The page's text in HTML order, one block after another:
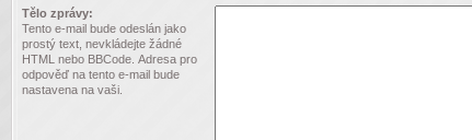
Tělo zprávy:
Tento e-mail bude odeslán jako
prostý text, nevkládejte žádné
HTML nebo BBCode. Adresa pro
odpověď na tento e-mail bude
nastavena na vaši.